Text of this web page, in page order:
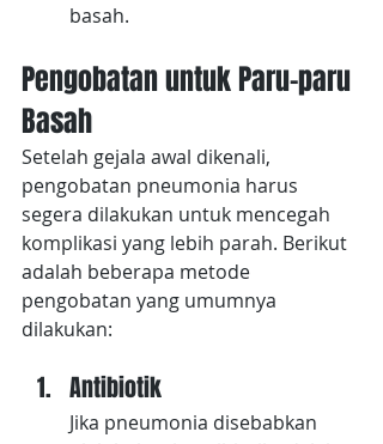
basah.
Pengobatan untuk Paru-paru
Basah
Setelah gejala awal dikenali,
pengobatan pneumonia harus
segera dilakukan untuk mencegah
komplikasi yang lebih parah. Berikut
adalah beberapa metode
pengobatan yang umumnya
dilakukan:
Antibiotik
Jika pneumonia disebabkan